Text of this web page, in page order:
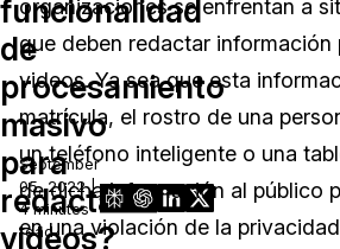
Redacción de documentos
Redacción de audio
Redacción de imágenes
Cuerpos Policiales
Transportación
Educación
Precios
Recursos
Preguntas Frecuentes
Artículos
Eventos
funcionalidad
de
procesamiento
masivo
para
redactar
videos?
September
05, 2022 |
4 minutes
read
organizaciones se enfrentan a
que deben redactar información
videos. Ya sea que esta
matrícula, el rostro de una
un teléfono inteligente o una
de dicha información al público
en una violación de la